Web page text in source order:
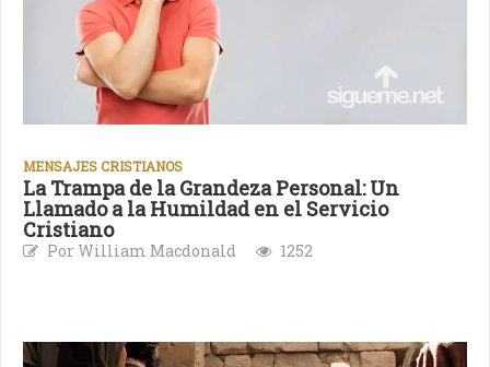
MENSAJES CRISTIANOS
La Trampa de la Grandeza Personal: Un
Llamado a la Humildad en el Servicio
Cristiano
Por William Macdonald 1252